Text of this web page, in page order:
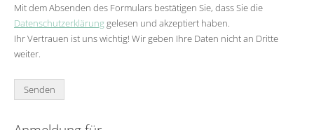
Mit dem Absenden des Formulars bestätigen Sie, dass Sie die
Datenschutzerklärunggelesen und akzeptiert haben.
Ihr Vertrauen ist uns wichtig! Wir geben Ihre Daten nicht an Dritte
weiter.